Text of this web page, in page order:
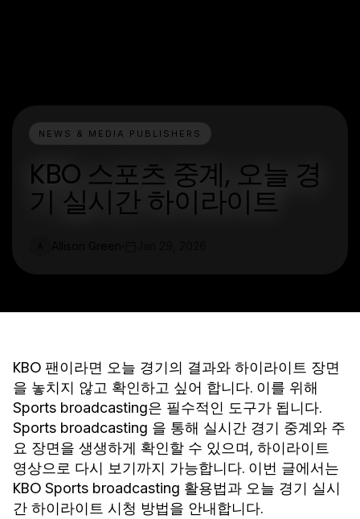
NEWS & MEDIA PUBLISHERS
KBO 스포츠 중계, 오늘 경
기 실시간 하이라이트
KBO 팬이라면 오늘 경기의 결과와 하이라이트 장면
을 놓치지 않고 확인하고 싶어 합니다. 이를 위해
Sports broadcasting은 필수적인 도구가 됩니다.
Sports broadcasting 을 통해 실시간 경기 중계와 주
요 장면을 생생하게 확인할 수 있으며, 하이라이트
영상으로 다시 보기까지 가능합니다. 이번 글에서는
KBO Sports broadcasting 활용법과 오늘 경기 실시
간 하이라이트 시청 방법을 안내합니다.